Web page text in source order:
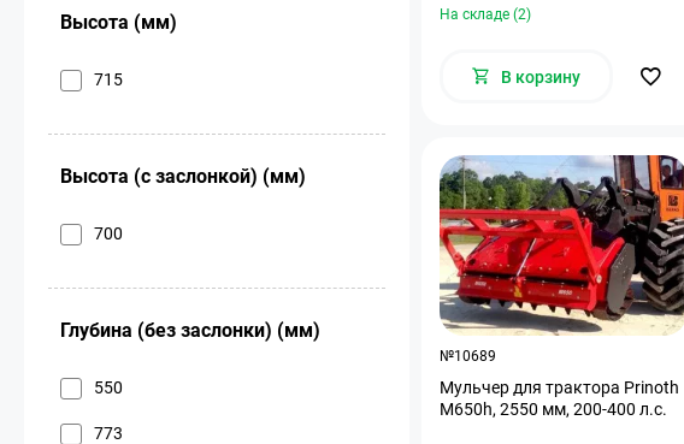
Высота (мм)
715
Высота (с заслонкой) (мм)
700
Глубина (без заслонки) (мм)
550
773
На складе (2)
В корзину
№10689
Мульчер для трактора Prinoth
M650h, 2550 мм, 200-400 л.с.